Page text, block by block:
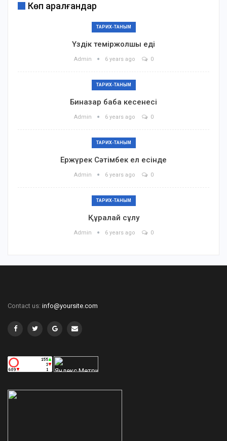
Көп қаралғандар
ТАРИХ-ТАНЫМ
Үздік теміржолшы еді
Admin 6 years ago 0
ТАРИХ-ТАНЫМ
Биназар баба кесенесі
Admin 6 years ago 0
ТАРИХ-ТАНЫМ
Ержүрек Сәтімбек ел есінде
Admin 6 years ago 0
ТАРИХ-ТАНЫМ
Құралай сұлу
Admin 6 years ago 0
Contact us: info@yoursite.com